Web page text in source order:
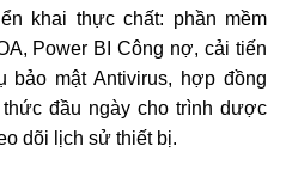
khai thực chất: phần mềm
Power BI Công nợ, cải tiến
bảo mật Antivirus, hợp đồng
đầu ngày cho trình dược
dõi lịch sử thiết bị.